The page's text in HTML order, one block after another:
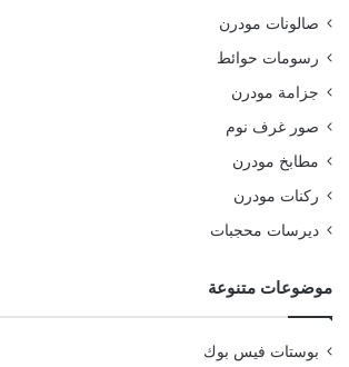
صالونات مودرن
رسومات حوائط
جزامة مودرن
صور غرف نوم
مطابخ مودرن
ركنات مودرن
ديرسات محجبات
موضوعات متنوعة
بوستات فيس بوك